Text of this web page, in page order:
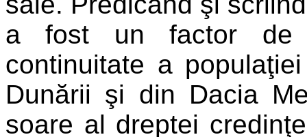
a fost un factor de
continuitate a
Dunării şi din Dacia
soare al dreptei